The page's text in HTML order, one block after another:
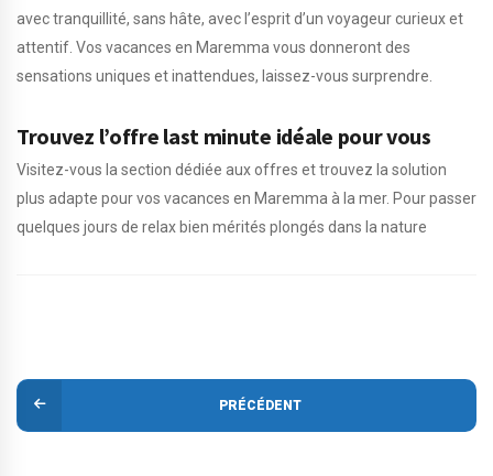
avec tranquillité, sans hâte, avec l’esprit d’un voyageur curieux et
attentif. Vos vacances en Maremma vous donneront des
sensations uniques et inattendues, laissez-vous surprendre.
Trouvez l’offre last minute idéale pour vous
Visitez-vous la section dédiée aux offres et trouvez la solution
plus adapte pour vos vacances en Maremma à la mer. Pour passer
quelques jours de relax bien mérités plongés dans la nature
PRÉCÉDENT